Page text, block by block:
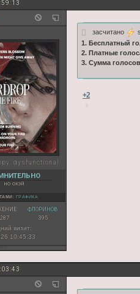
dysfunctional
но окэй
ГРАФИКА
ФЛОРИНОВ:
395
визит:
10:45:33
засчитано
1. Бесплатный
2. Платные
3. Сумма
+2